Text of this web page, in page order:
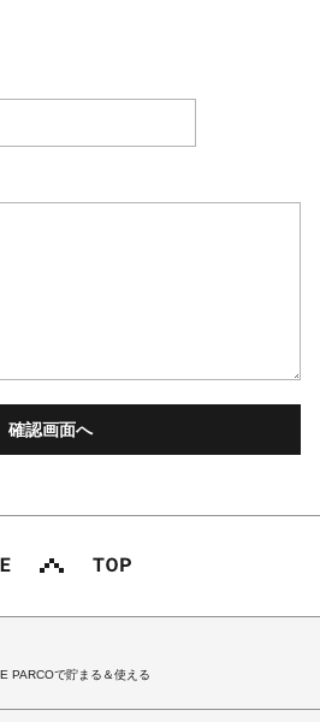
PARCOで貯まる＆使える